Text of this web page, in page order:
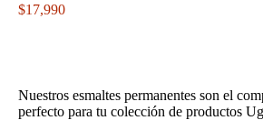
$17,990
Nuestros esmaltes permanentes son el
perfecto para tu colección de productos